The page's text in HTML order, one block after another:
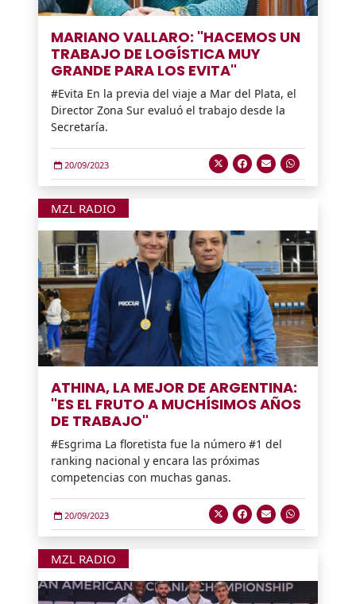
MARIANO VALLARO: "HACEMOS UN
TRABAJO DE LOGÍSTICA MUY
GRANDE PARA LOS EVITA"
#Evita En la previa del viaje a Mar del Plata, el
Director Zona Sur evaluó el trabajo desde la
Secretaría.
20/09/2023
MZL RADIO
ATHINA, LA MEJOR DE ARGENTINA:
"ES EL FRUTO A MUCHÍSIMOS AÑOS
DE TRABAJO"
#Esgrima La floretista fue la número #1 del
ranking nacional y encara las próximas
competencias con muchas ganas.
20/09/2023
MZL RADIO